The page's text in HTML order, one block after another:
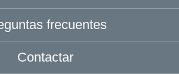
frecuentes
Contactar